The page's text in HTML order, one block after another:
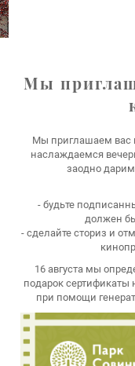
Мы
Мы приглашаем вас
наслаждаемся
заодно
- будьте
должен
- сделайте сториз и
16 августа мы
подарок сертификаты
при помощи